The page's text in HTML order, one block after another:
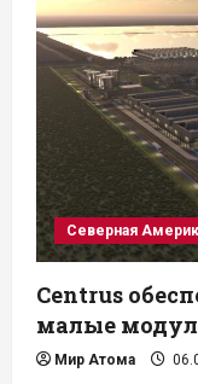
Северная
Centrus
малые
Мир Атома